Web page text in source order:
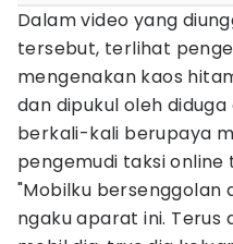
Dalam video yang
tersebut, terlihat
mengenakan kaos
dan dipukul oleh
berkali-kali berupaya
pengemudi taksi
"Mobilku bersenggolan
ngaku aparat ini.